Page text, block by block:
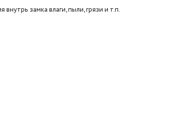
замка влаги, пыли, грязи и т.п.